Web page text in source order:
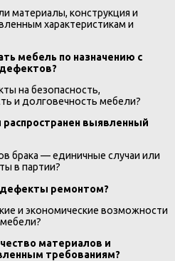
материалы, конструкция и
характеристикам и
мебель по назначению с
на безопасность,
и долговечность мебели?
распространен выявленный
брака — единичные случаи или
в партии?
ремонтом?
и экономические возможности
материалов и
требованиям?